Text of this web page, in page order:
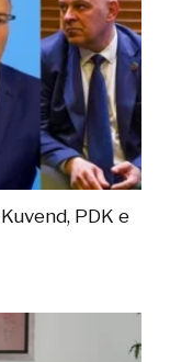
PDK e